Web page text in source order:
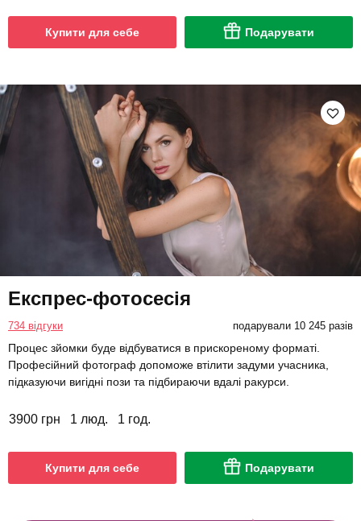
Купити для себе Подарувати
Експрес-фотосесія
734 відгуки подарували 10 245 разів
Процес зйомки буде відбуватися в прискореному форматі.
Професійний фотограф допоможе втілити задуми учасника,
підказуючи вигідні пози та підбираючи вдалі ракурси.
3900 грн 1 люд. 1 год.
Купити для себе Подарувати